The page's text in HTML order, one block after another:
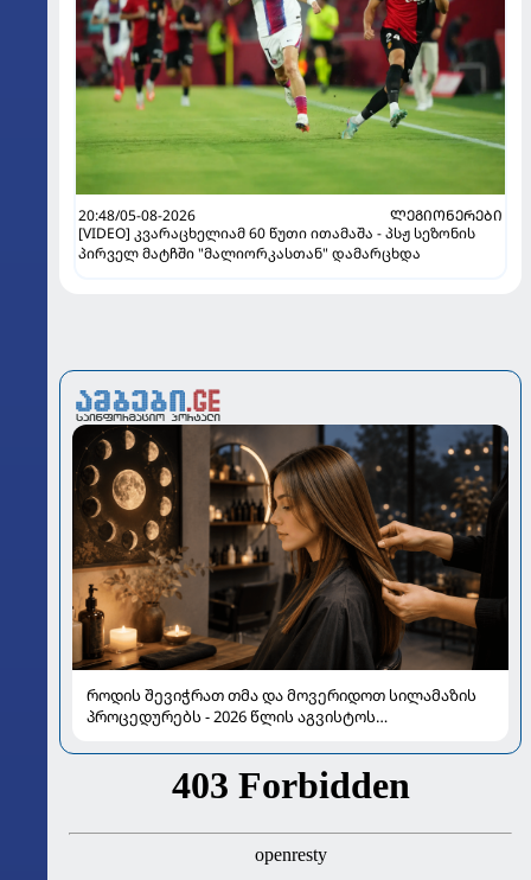
20:48/05-08-2026
ᲚᲔᲒᲘᲝᲜᲔᲠᲔᲑᲘ
[VIDEO] კვარაცხელიამ 60 წუთი ითამაშა - პსჟ სეზონის
პირველ მატჩში "მალიორკასთან" დამარცხდა
როდის შევიჭრათ თმა და მოვერიდოთ სილამაზის
პროცედურებს - 2026 წლის აგვისტოს